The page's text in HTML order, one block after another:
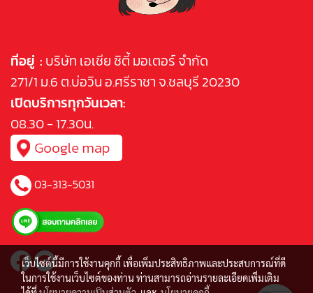
ที่อยู่ : บริษัท เอเชีย ซิตี้ มอเตอร์ จำกัด
271/1 ม.6 ต.บ่อวิน อ.ศรีราชา จ.ชลบุรี 20230
เปิดบริการทุกวันเวลา:
08.30 - 17.30น.
03-313-5031
เว็บไซต์นี้มีการใช้งานคุกกี้ เพื่อเพิ่มประสิทธิภาพและประสบการณ์ที่ดี
ในการใช้งานเว็บไซต์ของท่าน ท่านสามารถอ่านรายละเอียดเพิ่มเติม